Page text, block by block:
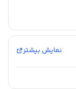
نمایش بیشتر